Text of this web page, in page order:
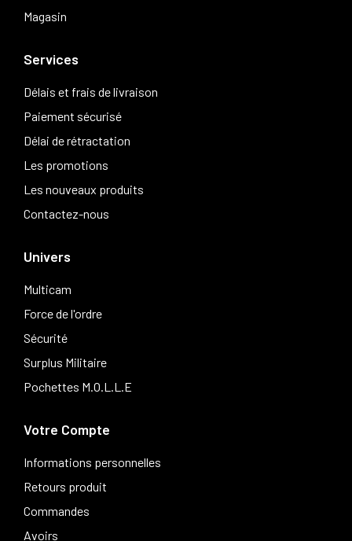
Magasin
Services
Délais et frais de livraison
Paiement sécurisé
Délai de rétractation
Les promotions
Les nouveaux produits
Contactez-nous
Univers
Multicam
Force de l'ordre
Sécurité
Surplus Militaire
Pochettes M.O.L.L.E
Votre Compte
Informations personnelles
Retours produit
Commandes
Avoirs